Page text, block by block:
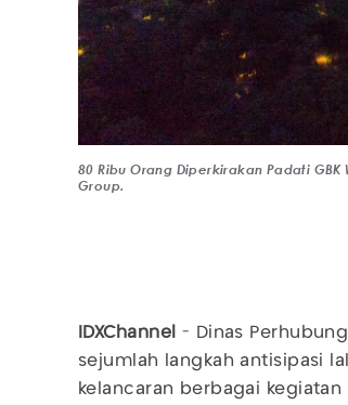
80 Ribu Orang Diperkirakan Padati
Group.
IDXChannel
- Dinas
sejumlah langkah antisipasi
kelancaran berbagai